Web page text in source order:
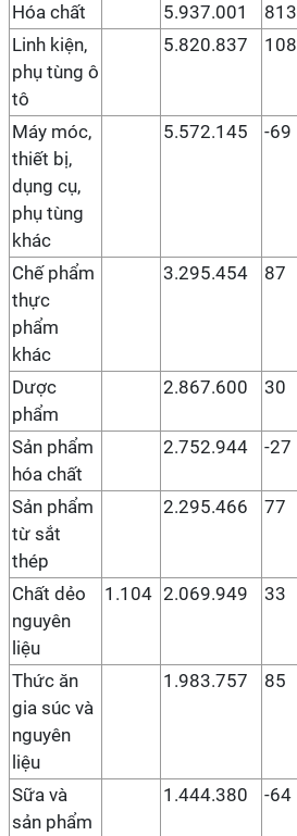
Hóa chất 5.937.001 813
Linh kiện,
phụ tùng ô
tô
5.820.837 108
Máy móc,
thiết bị,
dụng cụ,
phụ tùng
khác
5.572.145 -69
Chế phẩm
thực
phẩm
khác
3.295.454 87
Dược
phẩm
2.867.600 30
Sản phẩm
hóa chất
2.752.944 -27
Sản phẩm
từ sắt
thép
2.295.466 77
Chất dẻo
nguyên
liệu
1.104 2.069.949 33
Thức ăn
gia súc và
nguyên
liệu
1.983.757 85
Sữa và
sản phẩm
1.444.380 -64